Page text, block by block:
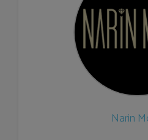
Narin